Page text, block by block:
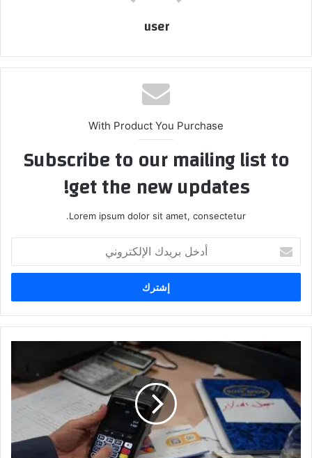
user
With Product You Purchase
Subscribe to our mailing list to
get the new updates!
Lorem ipsum dolor sit amet, consectetur.
بريدك
الإلكتروني
الالكترونية
التي
تصل
لـ
25